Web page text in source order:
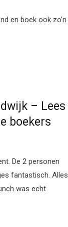
en boek ook zo’n
– Lees
boekers
De 2 personen
fantastisch. Alles
was echt